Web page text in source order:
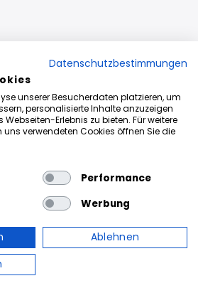
Geissini
. Powered By Roberto
Datenschutzbestimmungen
unserer Besucherdaten platzieren, um
personalisierte Inhalte anzuzeigen
Erlebnis zu bieten. Für weitere
verwendeten Cookies öffnen Sie die
Performance
Werbung
Ablehnen